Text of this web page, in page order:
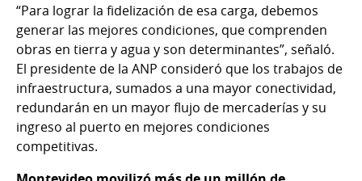
“Para lograr la fidelización de esa carga, debemos
generar las mejores condiciones, que comprenden
obras en tierra y agua y son determinantes”, señaló.
El presidente de la ANP consideró que los trabajos de
infraestructura, sumados a una mayor conectividad,
redundarán en un mayor flujo de mercaderías y su
ingreso al puerto en mejores condiciones
competitivas.